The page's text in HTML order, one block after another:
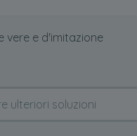
vere e d'imitazione